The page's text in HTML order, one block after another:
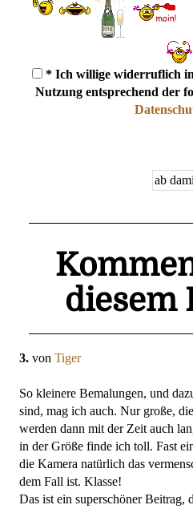
* Ich willige widerruflich
Nutzung entsprechend der
diesem
3. von Tiger
So kleinere Bemalungen, und
sind, mag ich auch. Nur große,
werden dann mit der Zeit auch
in der Größe finde ich toll. Fast
die Kamera natürlich das
dem Fall ist. Klasse!
Das ist ein superschöner Beitrag,